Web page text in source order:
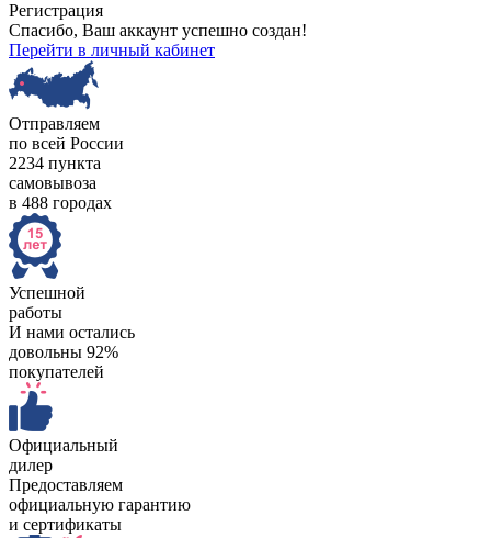
Регистрация
Спасибо, Ваш аккаунт успешно создан!
Перейти в личный кабинет
Отправляем
по всей России
2234 пункта
самовывоза
в 488 городах
Успешной
работы
И нами остались
довольны 92%
покупателей
Официальный
дилер
Предоставляем
официальную гарантию
и сертификаты